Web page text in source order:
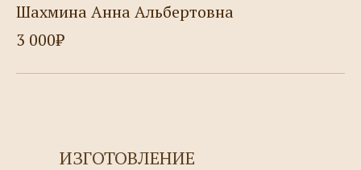
Шахмина Анна Альбертовна
3 000₽
ИЗГОТОВЛЕНИЕ